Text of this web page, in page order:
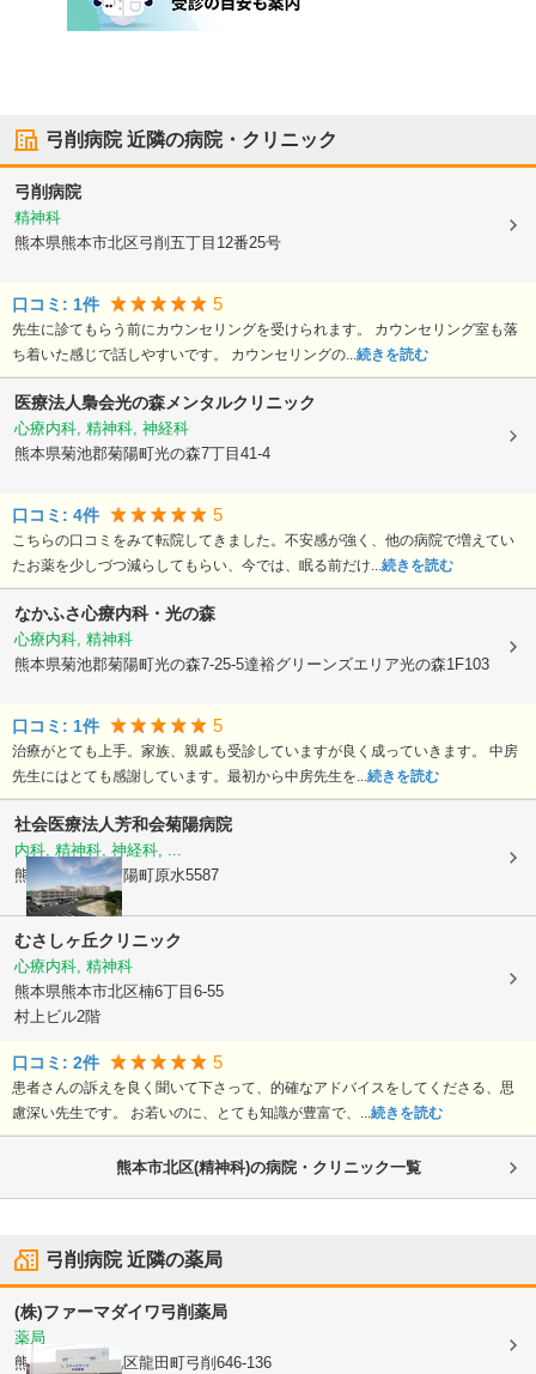
弓削病院近隣の病院・クリニック
弓削病院
精神科
熊本県熊本市北区弓削五丁目12番25号
口コミ: 1件 5
先生に診てもらう前にカウンセリングを受けられます。 カウンセリング室も落
ち着いた感じで話しやすいです。 カウンセリングの...続きを読む
医療法人梟会光の森メンタルクリニック
心療内科, 精神科, 神経科
熊本県菊池郡菊陽町光の森7丁目41-4
口コミ: 4件 5
こちらの口コミをみて転院してきました。不安感が強く、他の病院で増えてい
たお薬を少しづつ減らしてもらい、今では、眠る前だけ...続きを読む
なかふさ心療内科・光の森
心療内科, 精神科
熊本県菊池郡菊陽町光の森7-25-5達裕グリーンズエリア光の森1F103
口コミ: 1件 5
治療がとても上手。家族、親戚も受診していますが良く成っていきます。 中房
先生にはとても感謝しています。最初から中房先生を...続きを読む
社会医療法人芳和会菊陽病院
内科, 精神科, 神経科, ...
熊本県菊池郡菊陽町原水5587
むさしヶ丘クリニック
心療内科, 精神科
熊本県熊本市北区楠6丁目6-55
村上ビル2階
口コミ: 2件 5
患者さんの訴えを良く聞いて下さって、的確なアドバイスをしてくださる、思
慮深い先生です。 お若いのに、とても知識が豊富で、...続きを読む
熊本市北区(精神科)の病院・クリニック一覧
弓削病院近隣の薬局
(株)ファーマダイワ弓削薬局
薬局
熊本県熊本市北区龍田町弓削646-136